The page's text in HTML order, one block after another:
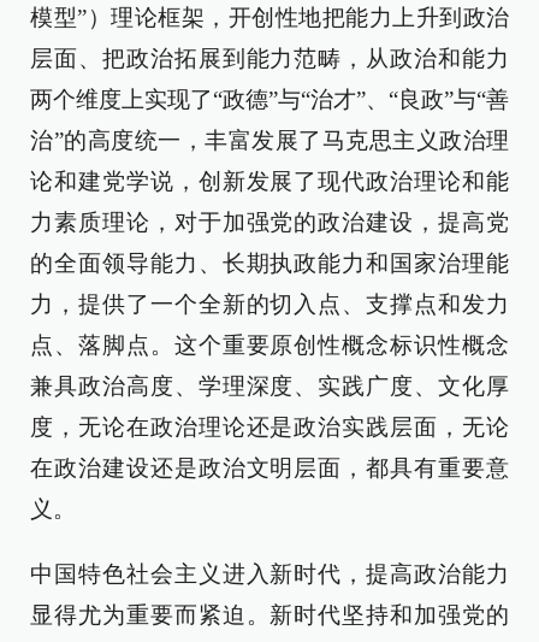
模型”）理论框架，开创性地把能力上升到政治
层面、把政治拓展到能力范畴，从政治和能力
两个维度上实现了“政德”与“治才”、“良政”与“善
治”的高度统一，丰富发展了马克思主义政治理
论和建党学说，创新发展了现代政治理论和能
力素质理论，对于加强党的政治建设，提高党
的全面领导能力、长期执政能力和国家治理能
力，提供了一个全新的切入点、支撑点和发力
点、落脚点。这个重要原创性概念标识性概念
兼具政治高度、学理深度、实践广度、文化厚
度，无论在政治理论还是政治实践层面，无论
在政治建设还是政治文明层面，都具有重要意
义。
中国特色社会主义进入新时代，提高政治能力
显得尤为重要而紧迫。新时代坚持和加强党的